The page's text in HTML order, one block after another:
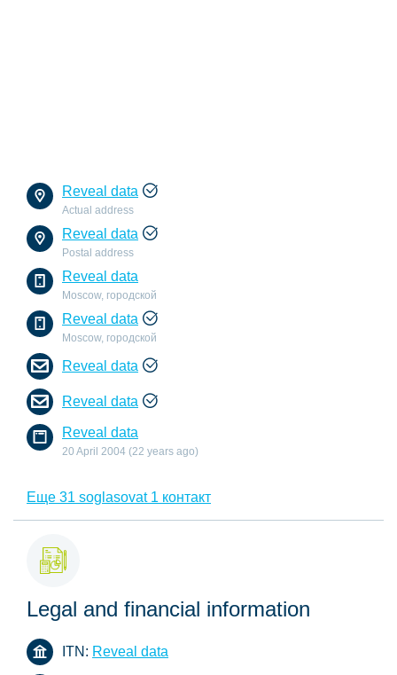
Reveal data
Actual address
Reveal data
Postal address
Reveal data
Moscow, городской
Reveal data
Moscow, городской
Reveal data
Reveal data
Reveal data
20 April 2004 (22 years ago)
Еще 31 soglasovat 1 контакт
Legal and financial information
ITN: Reveal data